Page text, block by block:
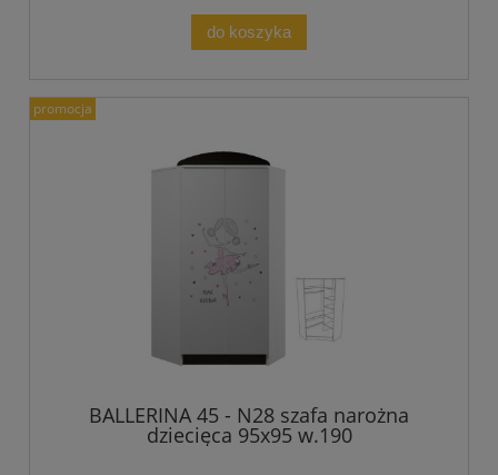
do koszyka
BALLERINA 45 - N28 szafa narożna
dziecięca 95x95 w.190
promocja